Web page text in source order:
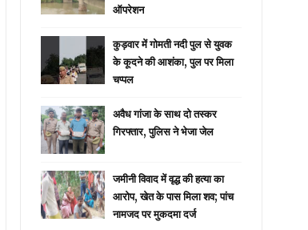
ऑपरेशन
कुड़वार में गोमती नदी पुल से युवक
के कूदने की आशंका, पुल पर मिला
चप्पल
अवैध गांजा के साथ दो तस्कर
गिरफ्तार, पुलिस ने भेजा जेल
जमीनी विवाद में वृद्ध की हत्या का
आरोप, खेत के पास मिला शव; पांच
नामजद पर मुकदमा दर्ज